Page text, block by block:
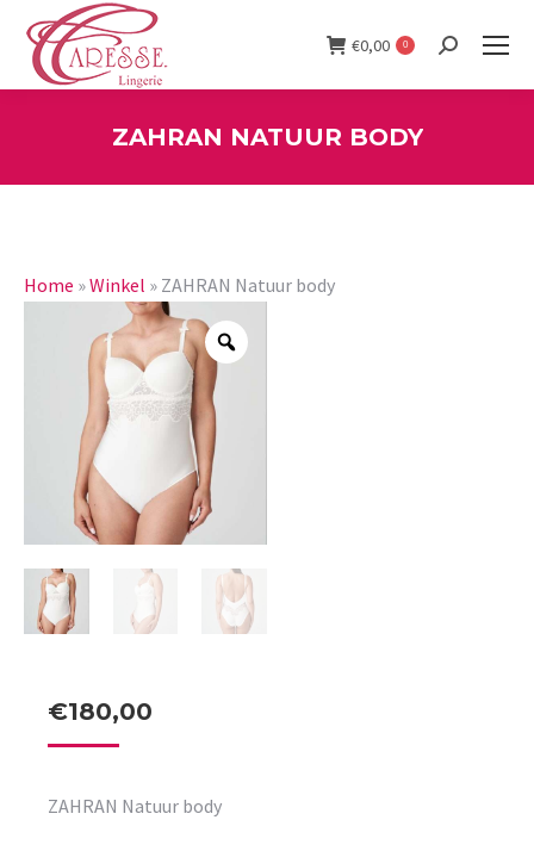
€0,00 0 Search:
ZAHRAN NATUUR BODY
Home »Winkel » ZAHRAN Natuur body
€180,00
ZAHRAN Natuur body